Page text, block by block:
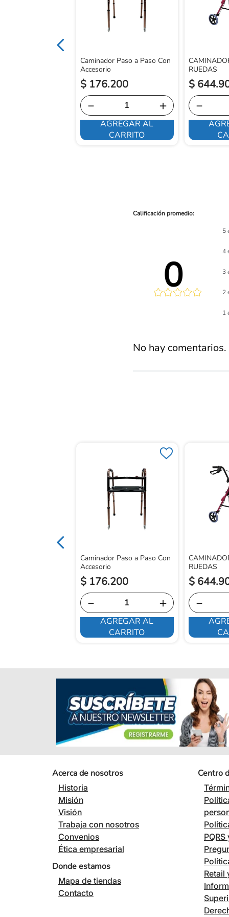
Caminador Paso a Paso Con
Accesorio
$ 176.200
＋
－
AGREGAR AL
CARRITO
RUEDAS
$ 644.
－
0
promedio
5
4
3
2
1
No hay comentarios.
Caminador Paso a Paso Con
Accesorio
$ 176.200
＋
－
AGREGAR AL
CARRITO
RUEDAS
$ 644.
－
Acerca de nosotros
Historia
Misión
Visión
Trabaja con nosotros
Convenios
Ética empresarial
Donde estamos
Mapa de tiendas
Contacto
Centro
Retail